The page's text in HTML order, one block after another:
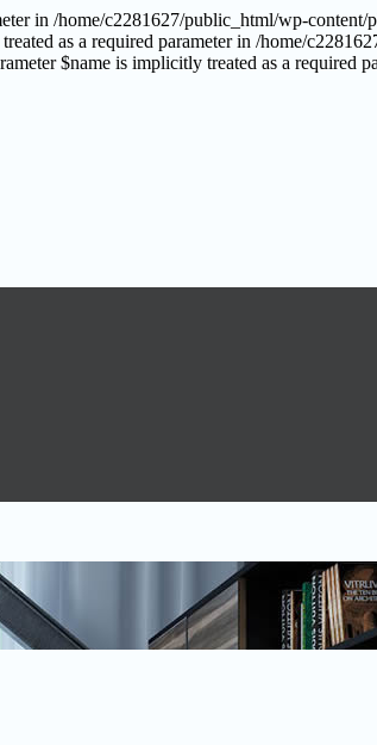
in /home/c2281627/public_html/wp-
as a required parameter in /home/
$name is implicitly treated as a required